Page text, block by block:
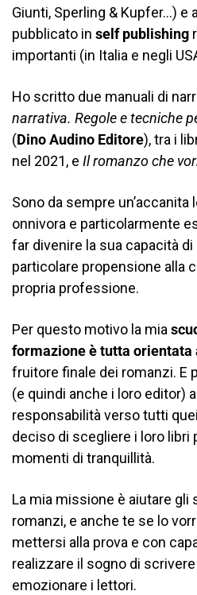
Giunti, Sperling & Kupfer…) e
pubblicato in self publishing
importanti (in Italia e negli
Ho scritto due manuali di
narrativa. Regole e tecniche
(Dino Audino Editore), tra i
nel 2021, e Il romanzo che
Sono da sempre
onnivora e particolarmente
far divenire la sua capacità
particolare propensione alla
propria professione.
Per questo motivo la mia
formazione è tutta orientata
fruitore finale dei romanzi. E
(e quindi anche i loro editor)
responsabilità verso tutti
deciso di scegliere i loro libri
momenti di tranquillità.
La mia missione è aiutare
romanzi, e anche te se lo
mettersi alla prova e con
realizzare il sogno di
emozionare i lettori.